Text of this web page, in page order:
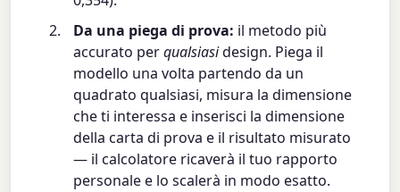
Da una piega di prova: il metodo più
accurato perqualsiasidesign. Piega il
modello una volta partendo da un
quadrato qualsiasi, misura la dimensione
che ti interessa e inserisci la dimensione
della carta di prova e il risultato misurato
— il calcolatore ricaverà il tuo rapporto
personale e lo scalerà in modo esatto.